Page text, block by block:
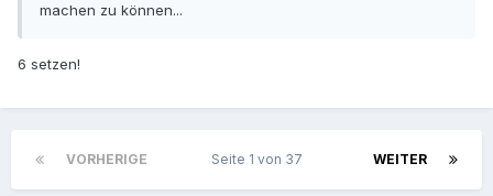
machen zu können...
6 setzen!
VORHERIGE WEITER
Seite 1 von 37